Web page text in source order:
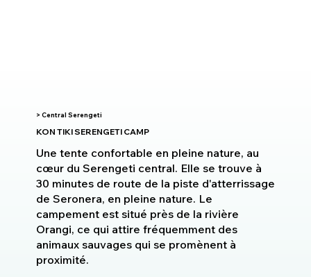
> Central Serengeti
KON TIKI SERENGETI CAMP
Une tente confortable en pleine nature, au
cœur du Serengeti central. Elle se trouve à
30 minutes de route de la piste d'atterrissage
de Seronera, en pleine nature. Le
campement est situé près de la rivière
Orangi, ce qui attire fréquemment des
animaux sauvages qui se promènent à
proximité.